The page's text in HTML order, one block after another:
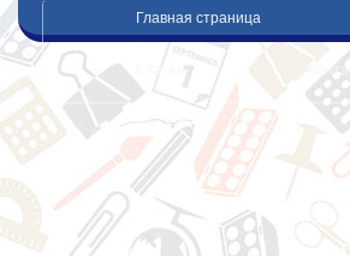
Главная страница
Статьи